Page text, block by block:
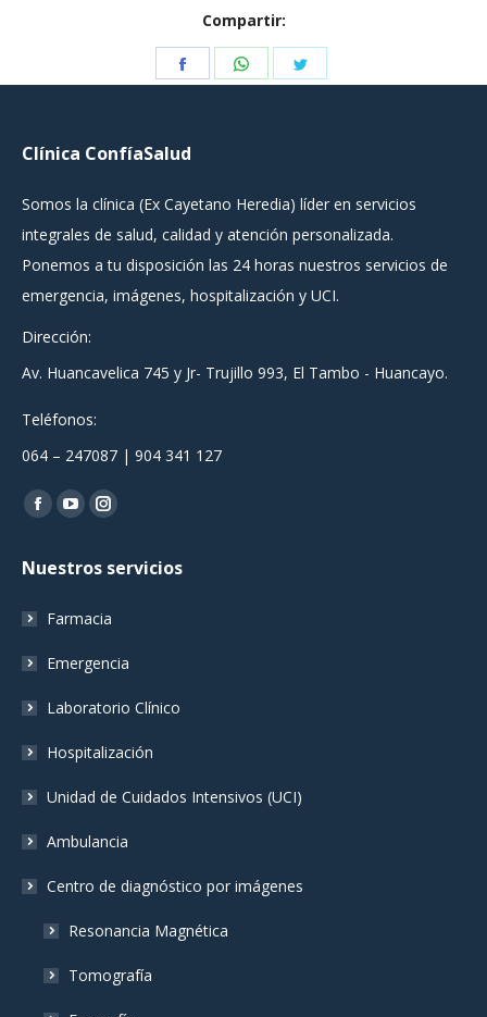
Compartir:
Share
Share
Clínica ConfíaSalud
Somos la clínica (Ex Cayetano Heredia) líder en servicios
integrales de salud, calidad y atención personalizada.
Ponemos a tu disposición las 24 horas nuestros servicios de
emergencia, imágenes, hospitalización y UCI.
Dirección:
Av. Huancavelica 745 y Jr- Trujillo 993, El Tambo - Huancayo.
Teléfonos:
064 – 247087 | 904 341 127
Encuéntranos en:
Facebook
opens
new
window
YouTube
opens
new
window
Instagram
opens
new
window
Nuestros servicios
Farmacia
Emergencia
Laboratorio Clínico
Hospitalización
Unidad de Cuidados Intensivos (UCI)
Ambulancia
Centro de diagnóstico por imágenes
Resonancia Magnética
Tomografía